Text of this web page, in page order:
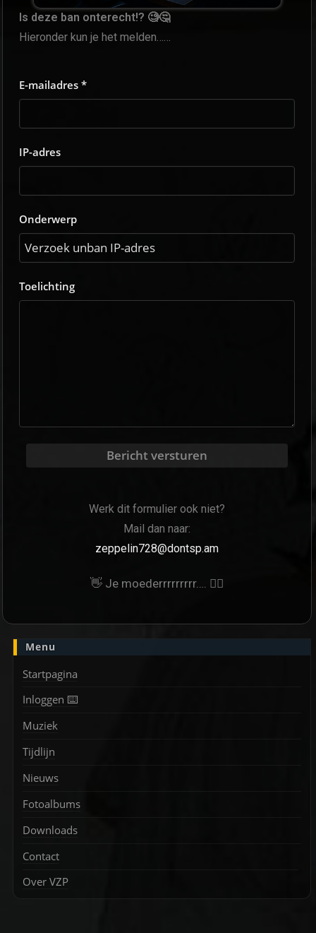
Is deze ban onterecht!? 🧐🤔
Hieronder kun je het melden……
E-mailadres *
IP-adres
Onderwerp
Toelichting
Bericht versturen
Werk dit formulier ook niet?
Mail dan naar:
zeppelin728@dontsp.am
👋 Je moederrrrrrrrr…. 🙋‍♀
Menu
Startpagina
Inloggen ⌨️
Muziek
Tijdlijn
Nieuws
Fotoalbums
Downloads
Contact
Over VZP